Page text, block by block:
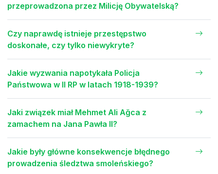
przeprowadzona przez Milicję Obywatelską?
Czy naprawdę istnieje przestępstwo
doskonałe, czy tylko niewykryte?
Jakie wyzwania napotykała Policja
Państwowa w II RP w latach 1918-1939?
Jaki związek miał Mehmet Ali Ağca z
zamachem na Jana Pawła II?
Jakie były główne konsekwencje błędnego
prowadzenia śledztwa smoleńskiego?